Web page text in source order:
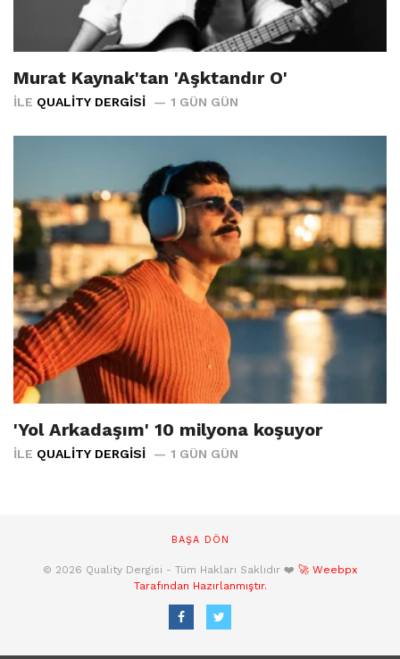
Murat Kaynak'tan 'Aşktandır O'
İLE QUALITY DERGISI 1 GÜN GÜN
'Yol Arkadaşım' 10 milyona koşuyor
İLE QUALITY DERGISI 1 GÜN GÜN
BAŞA DÖN
© 2026 Quality Dergisi - Tüm Hakları Saklıdır ❤️ 🚀 Weebpx
Tarafından Hazırlanmıştır.